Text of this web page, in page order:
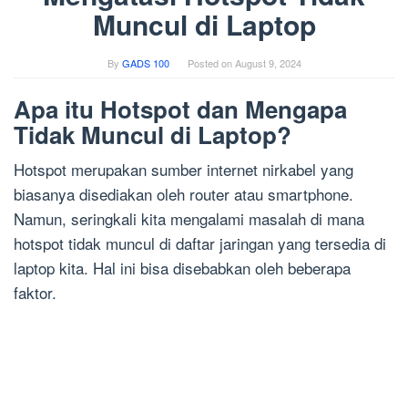
Muncul di Laptop
By GADS 100 Posted onAugust 9, 2024
Apa itu Hotspot dan Mengapa
Tidak Muncul di Laptop?
Hotspot merupakan sumber internet nirkabel yang
biasanya disediakan oleh router atau smartphone.
Namun, seringkali kita mengalami masalah di mana
hotspot tidak muncul di daftar jaringan yang tersedia di
laptop kita. Hal ini bisa disebabkan oleh beberapa
faktor.